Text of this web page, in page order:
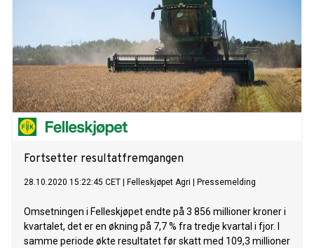
Fortsetter resultatfremgangen
28.10.2020 15:22:45 CET Felleskjøpet Agri Pressemelding
Omsetningen i Felleskjøpet endte på 3 856 millioner kroner i
kvartalet, det er en økning på 7,7 % fra tredje kvartal i fjor. I
samme periode økte resultatet før skatt med 109,3 millioner